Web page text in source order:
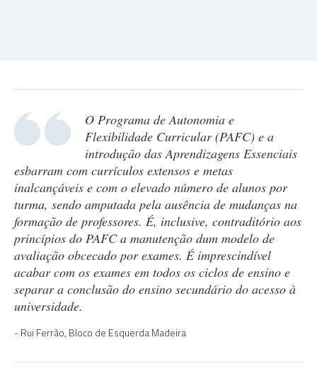
O Programa de Autonomia e
Flexibilidade Curricular (PAFC) e a
introdução das Aprendizagens Essenciais
esbarram com currículos extensos e metas
inalcançáveis e com o elevado número de alunos por
turma, sendo amputada pela ausência de mudanças na
formação de professores. É, inclusive, contraditório aos
princípios do PAFC a manutenção dum modelo de
avaliação obcecado por exames. É imprescindível
acabar com os exames em todos os ciclos de ensino e
separar a conclusão do ensino secundário do acesso à
universidade.
Rui Ferrão, Bloco de Esquerda Madeira